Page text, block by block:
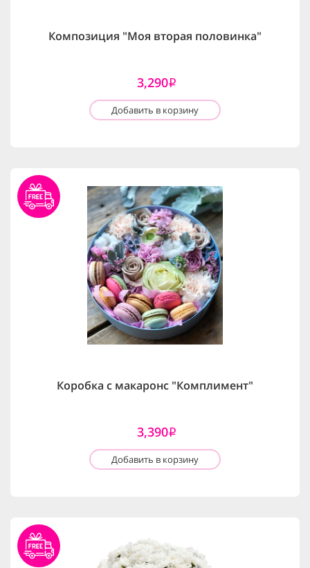
Композиция "Моя вторая половинка"
3,290i
Добавить в корзину
Коробка с макаронс "Комплимент"
3,390i
Добавить в корзину